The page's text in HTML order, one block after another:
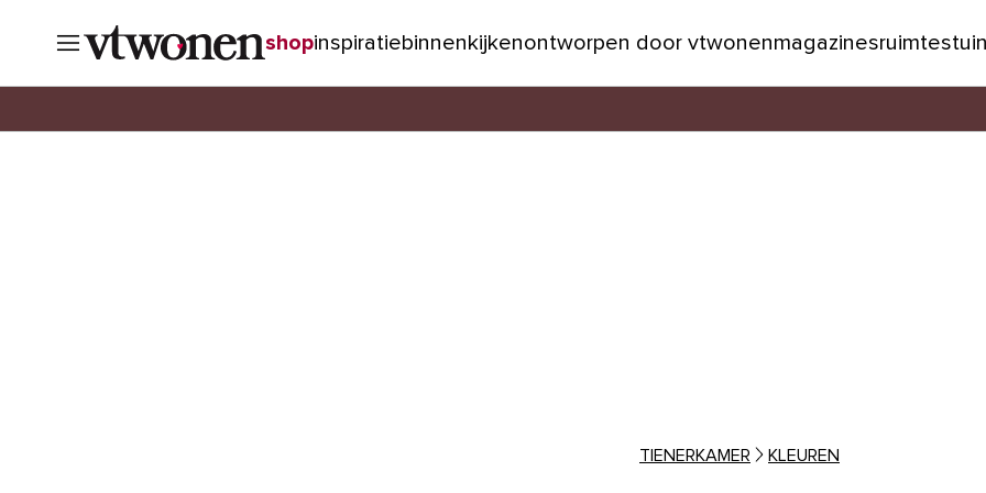
shopinspiratiebinnenkijkenontworpen door vtwonenmagazinesruimtestuin
TIENERKAMER KLEUREN